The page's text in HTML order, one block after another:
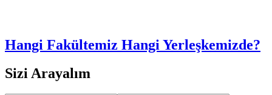
Hangi Fakültemiz Hangi Yerleşkemizde?
Sizi Arayalım